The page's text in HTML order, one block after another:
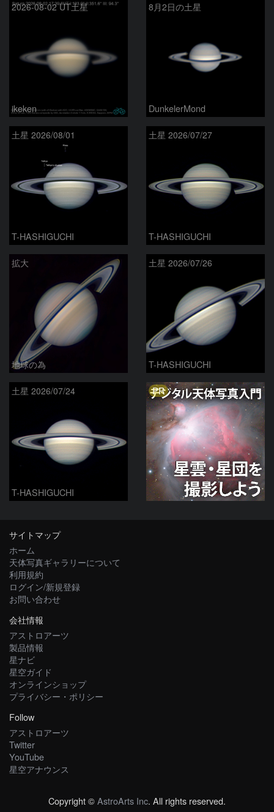
2026-08-02 UT土星
ikeken
8月2日の土星
DunkelerMond
土星 2026/08/01
T-HASHIGUCHI
土星 2026/07/27
T-HASHIGUCHI
拡大
地球の為
土星 2026/07/26
T-HASHIGUCHI
土星 2026/07/24
T-HASHIGUCHI
PR
サイトマップ
ホーム
天体写真ギャラリーについて
利用規約
ログイン/新規登録
お問い合わせ
会社情報
アストロアーツ
製品情報
星ナビ
星空ガイド
オンラインショップ
プライバシー・ポリシー
Follow
アストロアーツ
Twitter
YouTube
星空アナウンス
Copyright ©AstroArts Inc. All rights reserved.